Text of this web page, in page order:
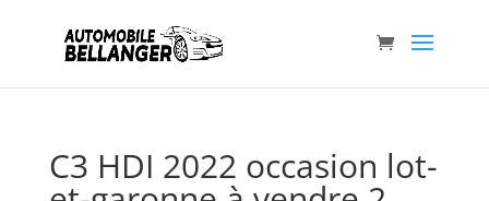
C3 HDI 2022 occasion lot-